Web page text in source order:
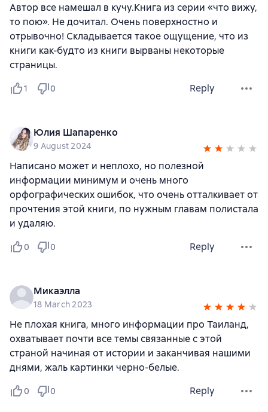
Автор все намешал в кучу.Книга из серии «что вижу,
то пою». Не дочитал. Очень поверхностно и
отрывочно! Складывается такое ощущение, что из
книги как-будто из книги вырваны некоторые
страницы.
1 0 Reply
Юлия Шапаренко
9 August 2024
Написано может и неплохо, но полезной
информации минимум и очень много
орфографических ошибок, что очень отталкивает от
прочтения этой книги, по нужным главам полистала
и удаляю.
0 0 Reply
Микаэлла
18 March 2023
Не плохая книга, много информации про Таиланд,
охватывает почти все темы связанные с этой
страной начиная от истории и заканчивая нашими
днями, жаль картинки черно-белые.
0 0 Reply